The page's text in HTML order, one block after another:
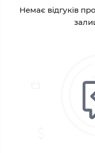
Немає відгуків